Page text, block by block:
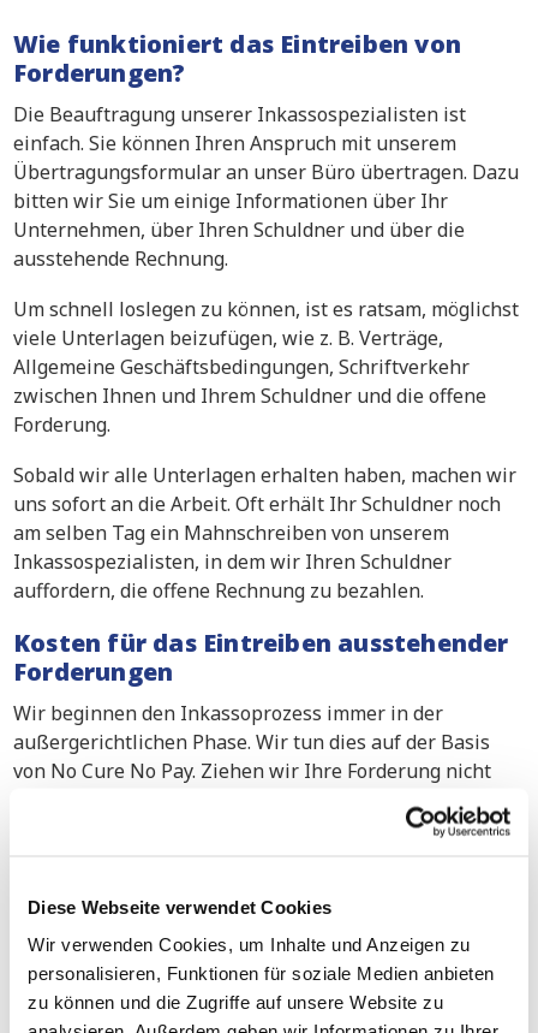
Diese Webseite verwendet Cookies
Wir verwenden Cookies, um Inhalte und Anzeigen zu
personalisieren, Funktionen für soziale Medien anbieten
zu können und die Zugriffe auf unsere Website zu
Wie funktioniert das Eintreiben von
Forderungen?
Die Beauftragung unserer Inkassospezialisten ist
einfach. Sie können Ihren Anspruch mit unserem
Übertragungsformular an unser Büro übertragen. Dazu
bitten wir Sie um einige Informationen über Ihr
Unternehmen, über Ihren Schuldner und über die
ausstehende Rechnung.
Um schnell loslegen zu können, ist es ratsam, möglichst
viele Unterlagen beizufügen, wie z. B. Verträge,
Allgemeine Geschäftsbedingungen, Schriftverkehr
zwischen Ihnen und Ihrem Schuldner und die offene
Forderung.
Sobald wir alle Unterlagen erhalten haben, machen wir
uns sofort an die Arbeit. Oft erhält Ihr Schuldner noch
am selben Tag ein Mahnschreiben von unserem
Inkassospezialisten, in dem wir Ihren Schuldner
auffordern, die offene Rechnung zu bezahlen.
Kosten für das Eintreiben ausstehender
Forderungen
Wir beginnen den Inkassoprozess immer in der
außergerichtlichen Phase. Wir tun dies auf der Basis
von No Cure No Pay. Ziehen wir Ihre Forderung nicht
ein? Dann zahlen Sie kein Honorar für unsere Arbeit,
sondern nur einen geringen Betrag für Bürokosten.
Schuldner den vollen fälligen Betrag zahlt. In diesem
Fall erhalten Sie den vollen Rechnungsbetrag. Daneben
versuchen wir unsere Kosten so gut es geht vom
Schuldner einzutreiben. Sie haben also keine Kosten für